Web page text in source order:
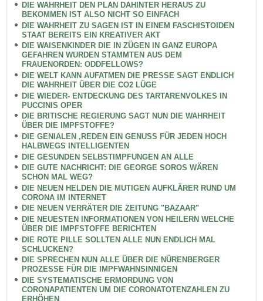
DIE WAHRHEIT DEN PLAN DAHINTER HERAUS ZU
BEKOMMEN IST ALSO NICHT SO EINFACH
DIE WAHRHEIT ZU SAGEN IST IN EINEM FASCHISTOIDEN
STAAT BEREITS EIN KREATIVER AKT
DIE WAISENKINDER DIE IN ZÜGEN IN GANZ EUROPA
GEFAHREN WURDEN STAMMTEN AUS DEM
FRAUENORDEN: ODDFELLOWS?
DIE WELT KANN AUFATMEN DIE PRESSE SAGT ENDLICH
DIE WAHRHEIT ÜBER DIE CO2 LÜGE
DIE WIEDER- ENTDECKUNG DES TARTARENVOLKES IN
PUCCINIS OPER
DIE BRITISCHE REGIERUNG SAGT NUN DIE WAHRHEIT
ÜBER DIE IMPFSTOFFE?
DIE GENIALEN ,REDEN EIN GENUSS FÜR JEDEN HOCH
HALBWEGS INTELLIGENTEN
DIE GESUNDEN SELBSTIMPFUNGEN AN ALLE
DIE GUTE NACHRICHT: DIE GEORGE SOROS WÄREN
SCHON MAL WEG?
DIE NEUEN HELDEN DIE MUTIGEN AUFKLÄRER RUND UM
CORONA IM INTERNET
DIE NEUEN VERRÄTER DIE ZEITUNG "BAZAAR"
DIE NEUESTEN INFORMATIONEN VON HEILERN WELCHE
ÜBER DIE IMPFSTOFFE BERICHTEN
DIE ROTE PILLE SOLLTEN ALLE NUN ENDLICH MAL
SCHLUCKEN?
DIE SPRECHEN NUN ALLE ÜBER DIE NÜRENBERGER
PROZESSE FÜR DIE IMPFWAHNSINNIGEN
DIE SYSTEMATISCHE ERMORDUNG VON
CORONAPATIENTEN UM DIE CORONATOTENZAHLEN ZU
ERHÖHEN